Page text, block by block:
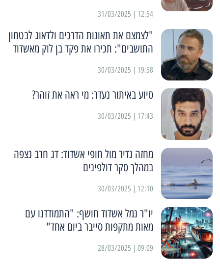
12:54 | 31/03/2025
"לצמצם את תאונות הדרכים ולדאוג לבטחון
התושבים": תכירו את פקד בן לוק מאשדוד
19:58 | 30/03/2025
סיוע באיתור נעדר: מי ראה את זוהר?
17:43 | 30/03/2025
מחזה נדיר מול חופי אשדוד: דג חרב נצפה
במהלך סקר דולפינים
12:10 | 30/03/2025
יו"ר נמל אשדוד חושף: "התמודדנו עם
מאות מתקפות סייבר ביום אחד"
09:09 | 28/03/2025